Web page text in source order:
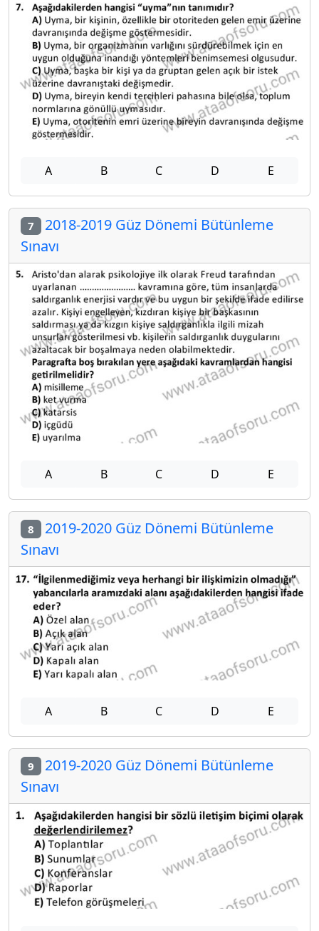
A B C D E
7 2018-2019 Güz Dönemi Bütünleme
Sınavı
A B C D E
8 2019-2020 Güz Dönemi Bütünleme
Sınavı
A B C D E
9 2019-2020 Güz Dönemi Bütünleme
Sınavı